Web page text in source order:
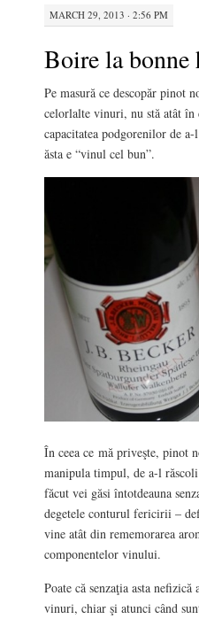
MARCH 29, 2013 · 2:56 PM
Boire la bonne
Pe masură ce descopăr pinot
celorlalte vinuri, nu stă atât
capacitatea podgorenilor de
ăsta e “vinul cel bun”.
În ceea ce mă priveşte, pinot
manipula timpul, de a-l
făcut vei găsi întotdeauna
degetele conturul fericirii –
vine atât din rememorarea
componentelor vinului.
Poate că senzaţia asta
vinuri, chiar şi atunci când